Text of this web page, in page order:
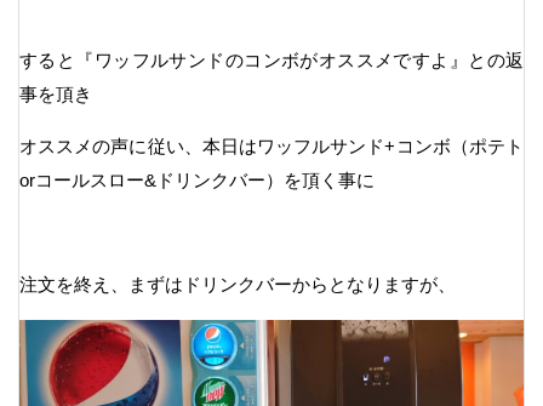
すると『ワッフルサンドのコンボがオススメですよ』との返
事を頂き
オススメの声に従い、本日はワッフルサンド+コンボ（ポテト
orコールスロー&ドリンクバー）を頂く事に
注文を終え、まずはドリンクバーからとなりますが、